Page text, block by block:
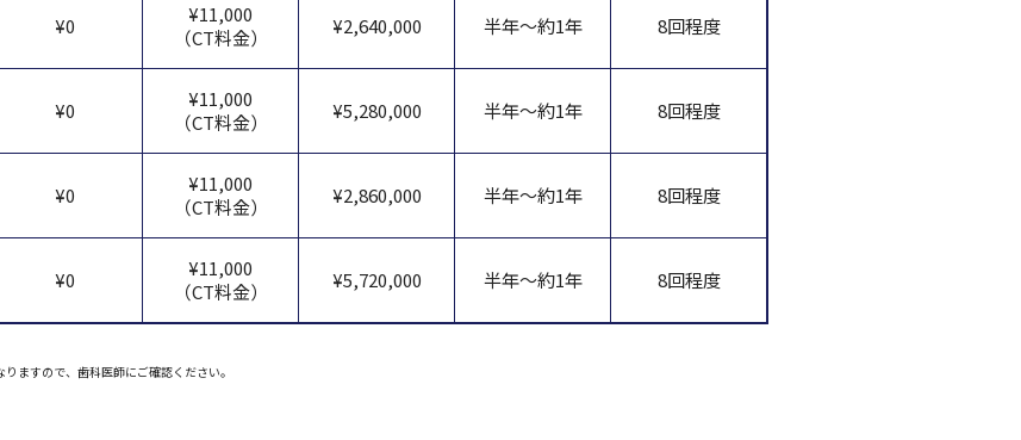
¥0
¥11,000
（CT料金）
¥2,640,000 半年～約1年 8回程度
¥0
¥11,000
（CT料金）
¥5,280,000 半年～約1年 8回程度
¥0
¥11,000
（CT料金）
¥2,860,000 半年～約1年 8回程度
¥0
¥11,000
（CT料金）
¥5,720,000 半年～約1年 8回程度
ますので、歯科医師にご確認ください。